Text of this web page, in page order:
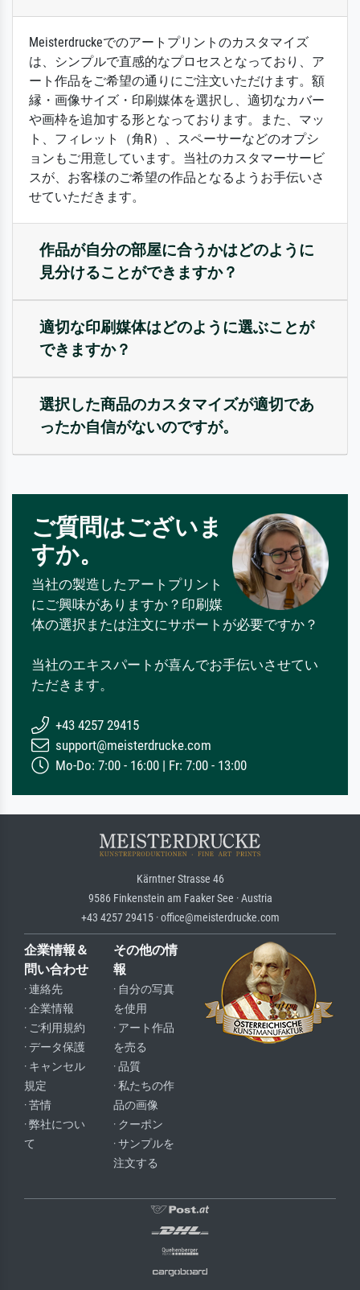
Meisterdruckeでのアートプリントのカスタマイズ
は、シンプルで直感的なプロセスとなっており、ア
ート作品をご希望の通りにご注文いただけます。額
縁・画像サイズ・印刷媒体を選択し、適切なカバー
や画枠を追加する形となっております。また、マッ
ト、フィレット（角R）、スペーサーなどのオプシ
ョンもご用意しています。当社のカスタマーサービ
スが、お客様のご希望の作品となるようお手伝いさ
せていただきます。
作品が自分の部屋に合うかはどのように
見分けることができますか？
適切な印刷媒体はどのように選ぶことが
できますか？
選択した商品のカスタマイズが適切であ
ったか自信がないのですが。
ご質問はございま
すか。
当社の製造したアートプリント
にご興味がありますか？印刷媒
体の選択または注文にサポートが必要ですか？
当社のエキスパートが喜んでお手伝いさせてい
ただきます。
+43 4257 29415
support@meisterdrucke.com
Mo-Do: 7:00 - 16:00 | Fr: 7:00 - 13:00
Kärntner Strasse 46
9586 Finkenstein am Faaker See · Austria
+43 4257 29415 · office@meisterdrucke.com
企業情報＆
問い合わせ
· 連絡先
· 企業情報
· ご利用規約
· データ保護
· キャンセル
規定
· 苦情
· 弊社につい
て
その他の情
報
· 自分の写真
を使用
· アート作品
を売る
· 品質
· 私たちの作
品の画像
· クーポン
· サンプルを
注文する